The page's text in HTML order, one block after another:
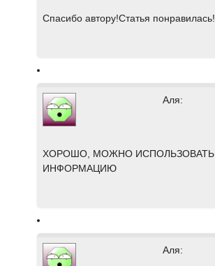
Спасибо автору!Статья понравилась!
Аля:
ХОРОШО, МОЖНО ИСПОЛЬЗОВАТЬ
ИНФОРМАЦИЮ
Аля: